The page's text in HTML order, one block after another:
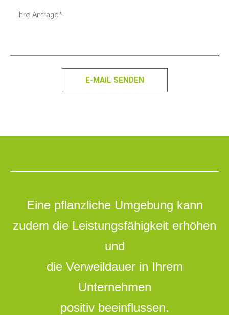
E-MAIL SENDEN
Eine pflanzliche Umgebung kann
zudem die Leistungsfähigkeit erhöhen
und
die Verweildauer in Ihrem
Unternehmen
positiv beeinflussen.